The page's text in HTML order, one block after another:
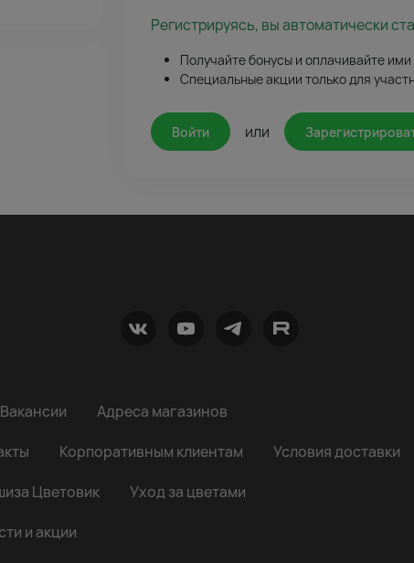
Регистрируясь, вы автоматически
Получайте бонусы и оплачивайте ими
Специальные акции только для
Войти или
Вакансии
Адреса магазинов
Корпоративным клиентам
Условия доставки
Цветовик
Уход за цветами
и акции